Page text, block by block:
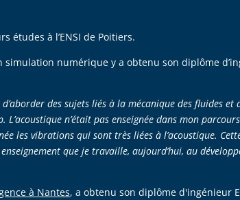
études à l’ENSI de Poitiers.
numérique y a obtenu son diplôme
des sujets liés à la mécanique des fluides et
n’était pas enseignée dans mon parcours
les vibrations qui sont très liées à l’acoustique.
que je travaille, aujourd’hui, au
à Nantes, a obtenu son diplôme d'ingénieur